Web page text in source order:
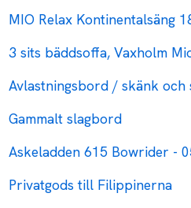
MIO Relax Kontinentalsäng
3 sits bäddsoffa, Vaxholm
Avlastningsbord / skänk och
Gammalt slagbord
Askeladden 615 Bowrider -
Privatgods till Filippinerna